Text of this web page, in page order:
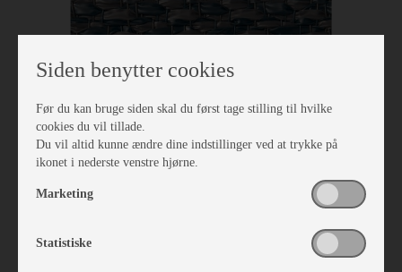
Isabella Tæppe North 3,5 x 7,0
kr 2.297,-
Siden benytter cookies
Før du kan bruge siden skal du først tage stilling til hvilke
cookies du vil tillade.
Du vil altid kunne ændre dine indstillinger ved at trykke på
ikonet i nederste venstre hjørne.
Marketing
Statistiske